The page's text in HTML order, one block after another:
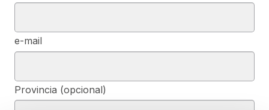
e-mail
Provincia (opcional)